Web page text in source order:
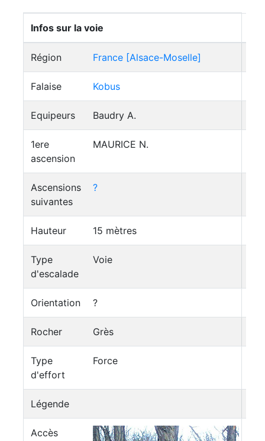
Infos sur la voie
Région France [Alsace-Moselle]
Falaise Kobus
Equipeurs Baudry A.
1ere
ascension
MAURICE N.
Ascensions
suivantes
?
Hauteur 15 mètres
Type
d'escalade
Voie
Orientation ?
Rocher Grès
Type
d'effort
Force
Légende
Accès